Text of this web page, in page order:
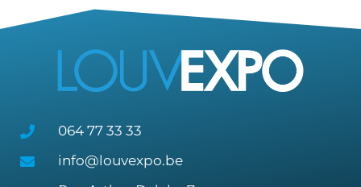
064 77 33 33
info@louvexpo.be